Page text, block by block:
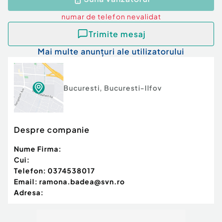
numar de telefon nevalidat
Trimite mesaj
Mai multe anunțuri ale utilizatorului
Bucuresti, Bucuresti-Ilfov
Despre companie
Nume Firma:
Cui:
Telefon: 0374538017
Email: ramona.badea@svn.ro
Adresa: